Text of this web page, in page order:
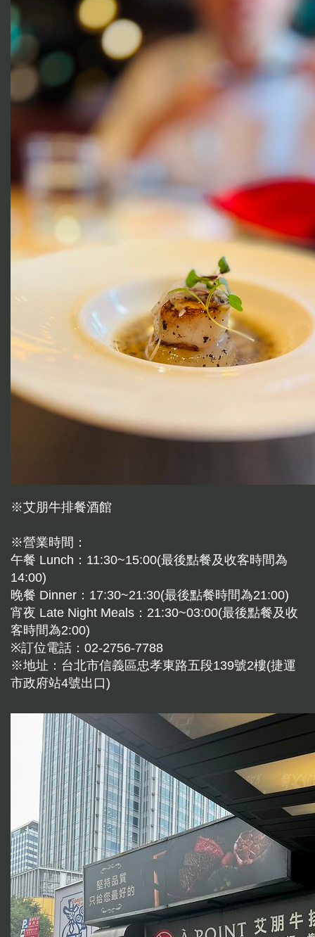
※艾朋牛排餐酒館
※營業時間：
午餐 Lunch：11:30~15:00(最後點餐及收客時間為
14:00)
晚餐 Dinner：17:30~21:30(最後點餐時間為21:00)
宵夜 Late Night Meals：21:30~03:00(最後點餐及收
客時間為2:00)
※訂位電話：02-2756-7788
※地址：台北市信義區忠孝東路五段139號2樓(捷運
市政府站4號出口)